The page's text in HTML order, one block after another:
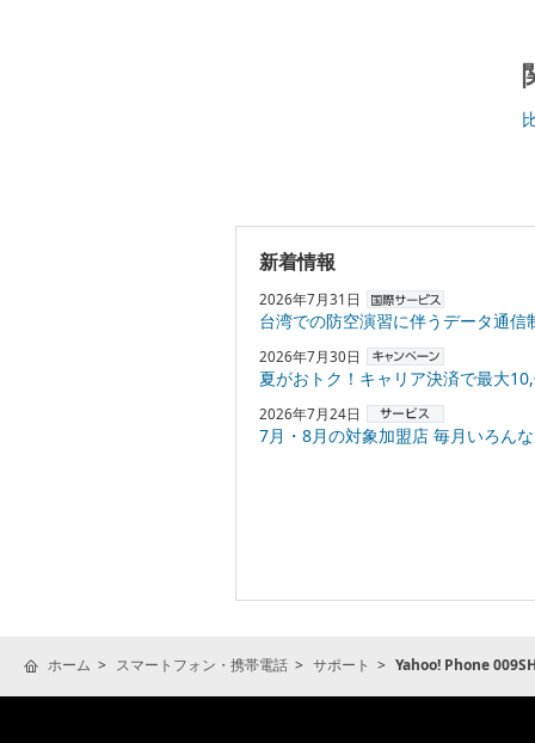
新着情報
2026年7月31日
台湾での防空演習に伴うデータ通信
2026年7月30日
夏がおトク！キャリア決済で最大10,000円
2026年7月24日
7月・8月の対象加盟店 毎月いろんなお店でPayPayポ
ホーム スマートフォン・携帯電話 サポート Yahoo! Phone